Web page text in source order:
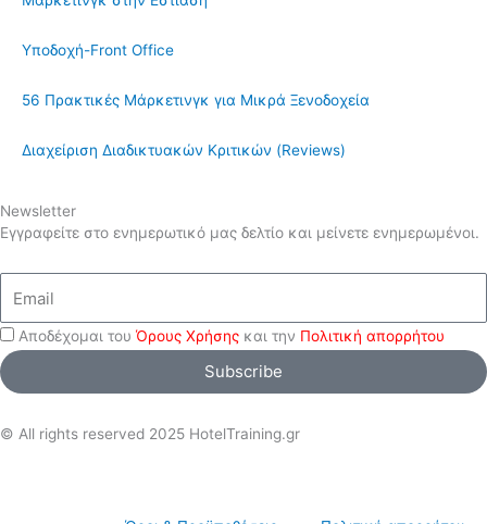
Υποδοχή-Front Office
56 Πρακτικές Μάρκετινγκ για Μικρά Ξενοδοχεία
Διαχείριση Διαδικτυακών Κριτικών (Reviews)
Newsletter
Εγγραφείτε στο ενημερωτικό μας δελτίο και μείνετε ενημερωμένοι.
Αποδέχομαι του Όρους Χρήσης και την Πολιτική απορρήτου
Subscribe
© All rights reserved 2025 HotelTraining.gr